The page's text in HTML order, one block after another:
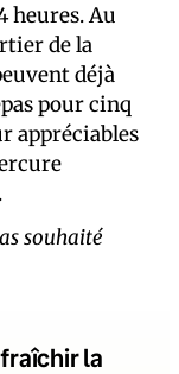
heures. Au
de la
déjà
pour cinq
appréciables
souhaité
la